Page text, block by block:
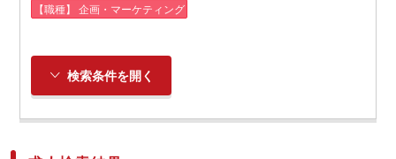
【職種】 企画・マーケティング
検索条件を開く